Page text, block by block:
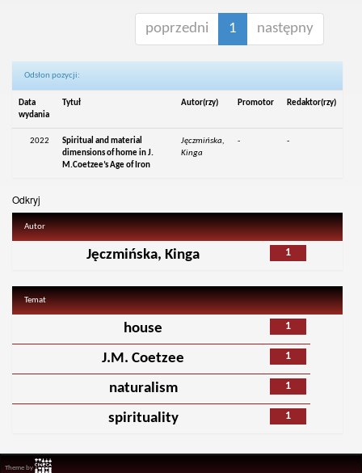
poprzedni 1 następny
Odsłon pozycji:
Data
wydania
Tytuł Autor(rzy) Promotor Redaktor(rzy)
2022
Spiritual and material
dimensions of home in J.
M.Coetzee’s Age of Iron
Jęczmińska,
Kinga
- -
Odkryj
Autor
1
Jęczmińska, Kinga
Temat
1
house
1
J.M. Coetzee
1
naturalism
1
spirituality
Theme by